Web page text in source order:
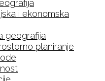
i ekonomska
geografija
planiranje